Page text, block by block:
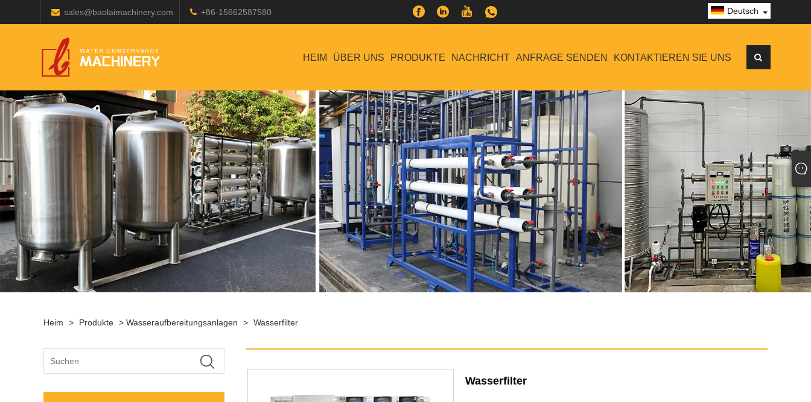
sales@baolaimachinery.com +86-15662587580 Deutsch
HEIM ÜBER UNS PRODUKTE NACHRICHT ANFRAGE SENDEN KONTAKTIEREN SIE UNS
Heim > Produkte > Wasseraufbereitungsanlagen > Wasserfilter
Wasserfilter